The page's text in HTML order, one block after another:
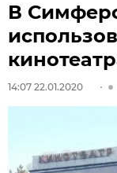
В
14:07 22.01.2020